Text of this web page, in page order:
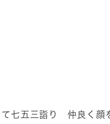
七五三詣り 仲良く顔